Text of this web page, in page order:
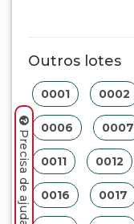
Outros lotes
0001 0002
0006 0007
0011 0012
0016 0017